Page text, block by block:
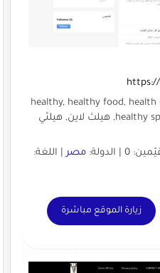
healthy, healthy food,
healthy spread, health i shop, healthline, هيلث لاين, هيلثي
مصر| اللغة:
زيارة الموقع مباشرة